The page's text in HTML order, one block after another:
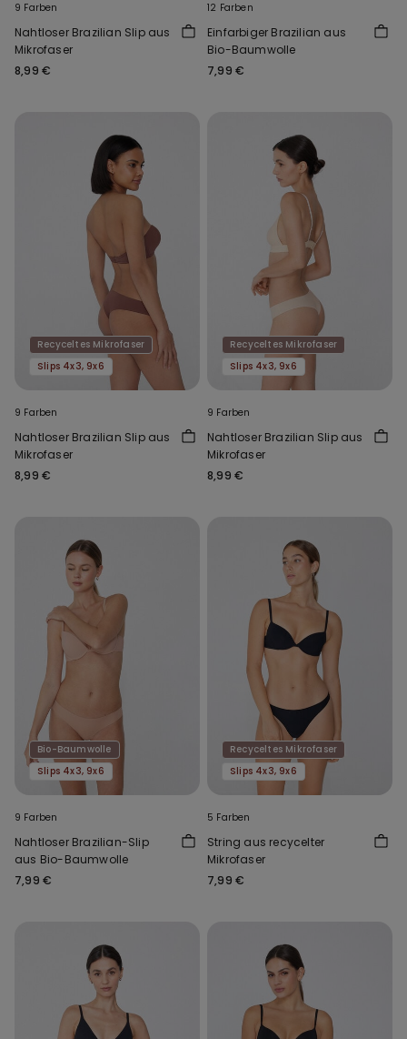
9 Farben
Nahtloser Brazilian Slip aus
Mikrofaser
8,99 €
12 Farben
Einfarbiger Brazilian aus
Bio-Baumwolle
7,99 €
Recyceltes Mikrofaser
Slips 4x3, 9x6
9 Farben
Nahtloser Brazilian Slip aus
Mikrofaser
8,99 €
Recyceltes Mikrofaser
Slips 4x3, 9x6
9 Farben
Nahtloser Brazilian Slip aus
Mikrofaser
8,99 €
Bio-Baumwolle
Slips 4x3, 9x6
9 Farben
Nahtloser Brazilian-Slip
aus Bio-Baumwolle
7,99 €
Recyceltes Mikrofaser
Slips 4x3, 9x6
5 Farben
String aus recycelter
Mikrofaser
7,99 €